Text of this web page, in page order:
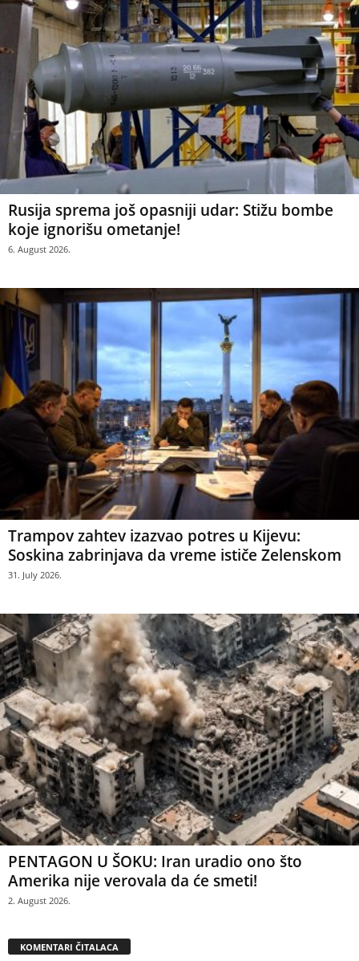
Rusija sprema još opasniji udar: Stižu bombe
koje ignorišu ometanje!
6. August 2026.
Trampov zahtev izazvao potres u Kijevu:
Soskina zabrinjava da vreme ističe Zelenskom
31. July 2026.
PENTAGON U ŠOKU: Iran uradio ono što
Amerika nije verovala da će smeti!
2. August 2026.
KOMENTARI ČITALACA